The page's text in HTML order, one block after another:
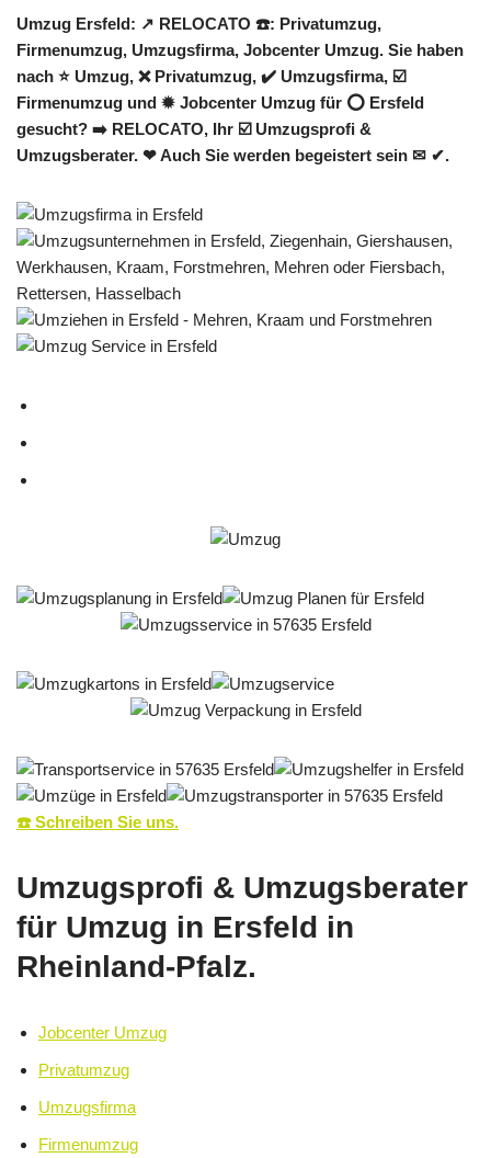
Umzug Ersfeld: ↗️ RELOCATO ☎️: Privatumzug,
Firmenumzug, Umzugsfirma, Jobcenter Umzug. Sie haben
nach ⭐ Umzug, ❌ Privatumzug, ✔️ Umzugsfirma, ☑️
Firmenumzug und ✹ Jobcenter Umzug für ⭕ Ersfeld
gesucht? ➡️ RELOCATO, Ihr ☑️ Umzugsprofi &
Umzugsberater. ❤ Auch Sie werden begeistert sein ✉ ✔.
☎️ Schreiben Sie uns.
Umzugsprofi & Umzugsberater
für Umzug in Ersfeld in
Rheinland-Pfalz.
Jobcenter Umzug
Privatumzug
Umzugsfirma
Firmenumzug